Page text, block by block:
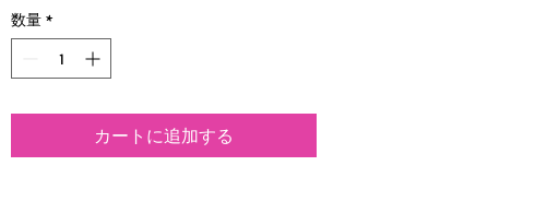
ットです。
数量 *
カートに追加する